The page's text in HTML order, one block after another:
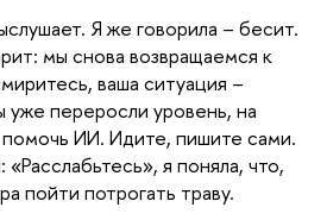
Я же говорила – бесит.
мы снова возвращаемся к
ваша ситуация –
уже переросли уровень, на
ИИ. Идите, пишите сами.
я поняла, что,
пойти потрогать траву.